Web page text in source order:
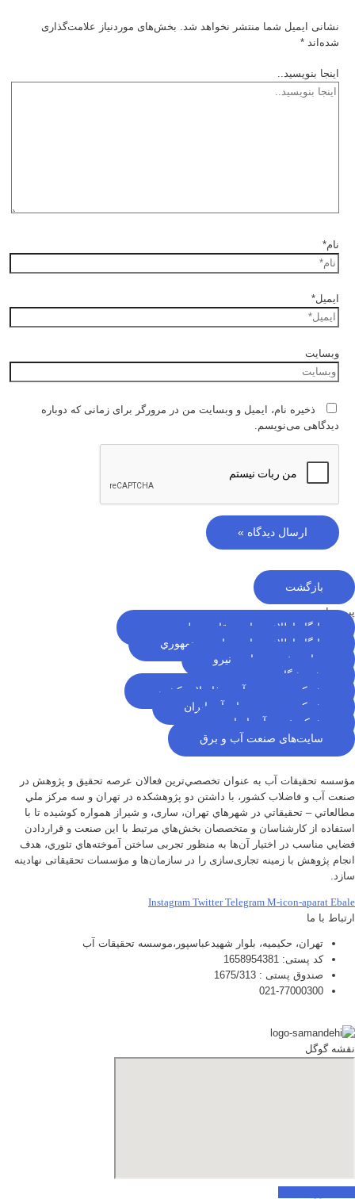
نشانی ایمیل شما منتشر نخواهد شد. بخش‌های موردنیاز علامت‌گذاری
شده‌اند *
اینجا بنویسید..
نام*
ایمیل*
وبسایت
ذخیره نام، ایمیل و وبسایت من در مرورگر برای زمانی که دوباره
دیدگاهی می‌نویسم.
بازگشت
پیوندها
پایگاه اطلاع رسانی مقام معظم رهبری
پایگاه اطلاع رسانی ریاست جمهوري
سایت خبری وزارت نیرو
پژوهشگاه نيرو
شرکت مهندسی آب و فاضلاب کشور
شرکت مدیریت منابع آب ایران
شبکه خبری آب ایران
سایت‌های صنعت آب و برق
مؤسسه تحقيقات آب به عنوان تخصصي‌ترين فعالان عرصه تحقيق و پژوهش در
صنعت آب و فاضلاب كشور، با داشتن دو پژوهشكده در تهران و سه مركز ملي
مطالعاتي – تحقيقاتي در شهرهاي تهران،‌ ساری، و شيراز‌ همواره كوشيده تا با
استفاده از كارشناسان و متخصصان بخش‌هاي مرتبط با اين صنعت و قراردادن
فضايي مناسب در اختيار آن‌ها به منظور تجربی ساختن آموخته‌هاي تئوري، هدف
انجام پژوهش با زمينه تجاری‌سازی را در سازمان‌ها و مؤسسات تحقيقاتی نهادينه
سازد.
Instagram Twitter Telegram M-icon-aparat Ebale
ارتباط با ما
تهران، حکیمیه، بلوار شهیدعباسپور،موسسه تحقیقات آب
کد پستی: 1658954381
صندوق پستی : 1675/313
021-77000300
نقشه گوگل